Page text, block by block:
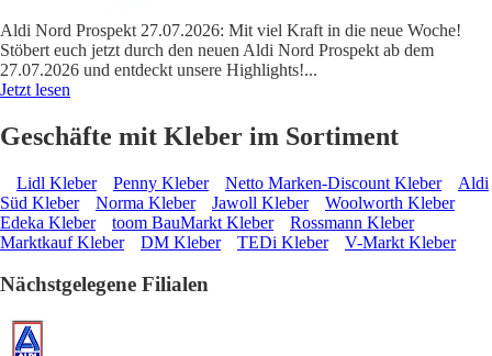
Aldi Nord Prospekt 27.07.2026: Mit viel Kraft in die neue Woche!
Stöbert euch jetzt durch den neuen Aldi Nord Prospekt ab dem
27.07.2026 und entdeckt unsere Highlights!...
Jetzt lesen
Geschäfte mit Kleber im Sortiment
Lidl Kleber Penny Kleber Netto Marken-Discount Kleber
Aldi
Süd Kleber
Norma Kleber Jawoll Kleber
Woolworth Kleber
Edeka Kleber
toom BauMarkt Kleber
Rossmann Kleber
Marktkauf Kleber
DM Kleber TEDi Kleber V-Markt Kleber
Nächstgelegene Filialen